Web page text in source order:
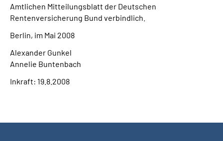
Amtlichen Mitteilungsblatt der Deutschen
Rentenversicherung Bund verbindlich.
Berlin, im Mai 2008
Alexander Gunkel
Annelie Buntenbach
Inkraft: 19.8.2008